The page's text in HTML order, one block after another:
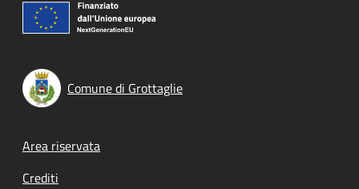
Comune di Grottaglie
Footer menu
Area riservata
Crediti